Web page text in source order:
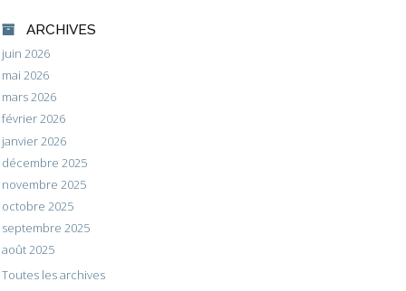
ARCHIVES
juin 2026
mai 2026
mars 2026
février 2026
janvier 2026
décembre 2025
novembre 2025
octobre 2025
septembre 2025
août 2025
Toutes les archives